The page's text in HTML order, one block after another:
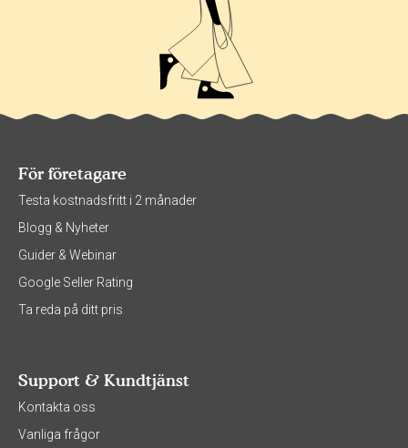
För företagare
Testa kostnadsfritt i 2 månader
Blogg & Nyheter
Guider & Webinar
Google Seller Rating
Ta reda på ditt pris
Support & Kundtjänst
Kontakta oss
Vanliga frågor